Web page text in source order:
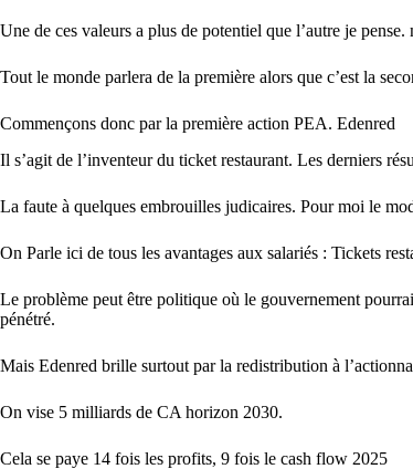
Une de ces valeurs a plus de potentiel que l’autre je
Tout le monde parlera de la première alors que c’est la
Commençons donc par la première action PEA. Edenred
Il s’agit de l’inventeur du ticket restaurant. Les derniers
La faute à quelques embrouilles judicaires. Pour moi le
On Parle ici de tous les avantages aux salariés : Tickets
Le problème peut être politique où le gouvernement
pénétré.
Mais Edenred brille surtout par la redistribution à
On vise 5 milliards de CA horizon 2030.
Cela se paye 14 fois les profits, 9 fois le cash flow 2025